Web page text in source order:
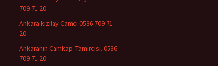
709 71 20
Ankara kızılay Camcı 0536 709 71
20
Ankaranın Camkapı Tamircisi. 0536
709 71 20